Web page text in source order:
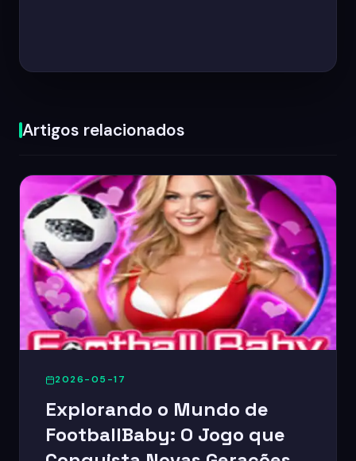
Artigos relacionados
2026-05-17
Explorando o Mundo de
FootballBaby: O Jogo que